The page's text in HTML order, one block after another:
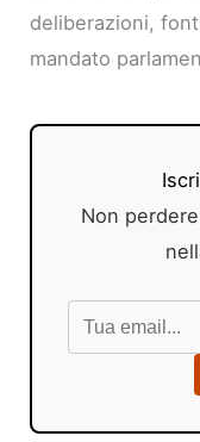
deliberazioni,
mandato
Non